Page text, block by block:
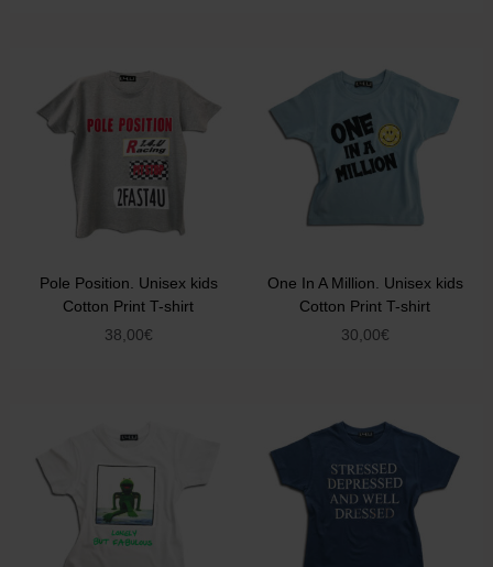
Pole Position. Unisex kids
Cotton Print T-shirt
38,00€
One In A Million. Unisex kids
Cotton Print T-shirt
30,00€